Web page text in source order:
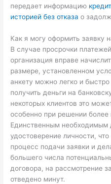
передает информацию
историей без отказа о
Как я могу оформить заявку
В случае просрочки
организация вправе
размере, установленном
анкету можно легко и
получить деньги на
некоторых клиентов это
особенно при решении
Единственным необходимым
удостоверение личности,
процесс подачи заявки и
большего числа
договора, на рассмотрение
отведено минут.